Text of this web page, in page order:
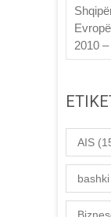
2010
AIS
bashki